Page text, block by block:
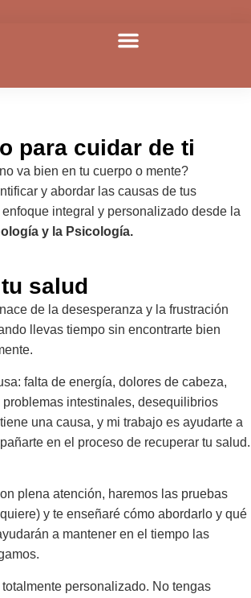
para cuidar de ti
va bien en tu cuerpo o mente?
y abordar las causas de tus
integral y personalizado desde la
y la Psicología.
salud
de la desesperanza y la frustración
llevas tiempo sin encontrarte bien
falta de energía, dolores de cabeza,
intestinales, desequilibrios
una causa, y mi trabajo es ayudarte a
en el proceso de recuperar tu salud.
plena atención, haremos las pruebas
y te enseñaré cómo abordarlo y qué
a mantener en el tiempo las
personalizado. No tengas